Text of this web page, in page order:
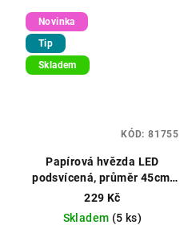
Novinka
Tip
Skladem
Papírová hvězda LED
podsvícená, průměr 45cm,
bílá
229 Kč
Skladem (5 ks)
KÓD: 81755